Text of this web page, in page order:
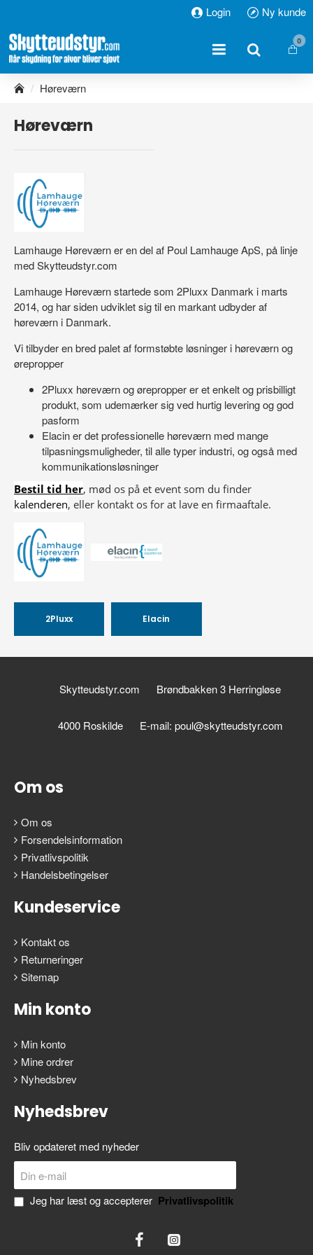
Login Ny kunde
0
h
m
e
Høreværn
Høreværn
Lamhauge Høreværn er en del af Poul Lamhauge ApS, på linje
med Skytteudstyr.com
Lamhauge Høreværn startede som 2Pluxx Danmark i marts
2014, og har siden udviklet sig til en markant udbyder af
høreværn i Danmark.
Vi tilbyder en bred palet af formstøbte løsninger i høreværn og
ørepropper
2Pluxx høreværn og ørepropper er et enkelt og prisbilligt
produkt, som udemærker sig ved hurtig levering og god
pasform
Elacin er det professionelle høreværn med mange
tilpasningsmuligheder, til alle typer industri, og også med
kommunikationsløsninger
Bestil tid her, mød os på et event som du finder
kalenderen, eller kontakt os for at lave en firmaaftale.
2Pluxx Elacin
Skytteudstyr.com Brøndbakken 3 Herringløse
4000 Roskilde E-mail: poul@skytteudstyr.com
Om os
Om os
Forsendelsinformation
Privatlivspolitik
Handelsbetingelser
Kundeservice
Kontakt os
Returneringer
Sitemap
Min konto
Min konto
Mine ordrer
Nyhedsbrev
Nyhedsbrev
Bliv opdateret med nyheder
e-
mailJeg har læst og accepterer Privatlivspolitik